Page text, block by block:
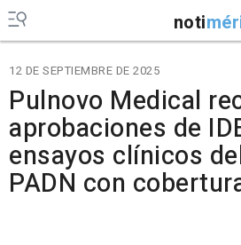
noti
12 DE SEPTIEMBRE DE 2025
Pulnovo Medical
aprobaciones de
ensayos clínicos
PADN con